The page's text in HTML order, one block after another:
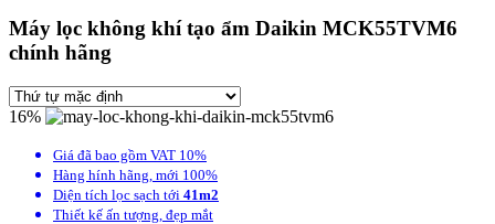
Máy lọc không khí tạo ẩm Daikin MCK55TVM6
chính hãng
16%
Giá đã bao gồm VAT 10%
Hàng hính hãng, mới 100%
Diện tích lọc sạch tới 41m2
Thiết kế ấn tượng, đẹp mắt